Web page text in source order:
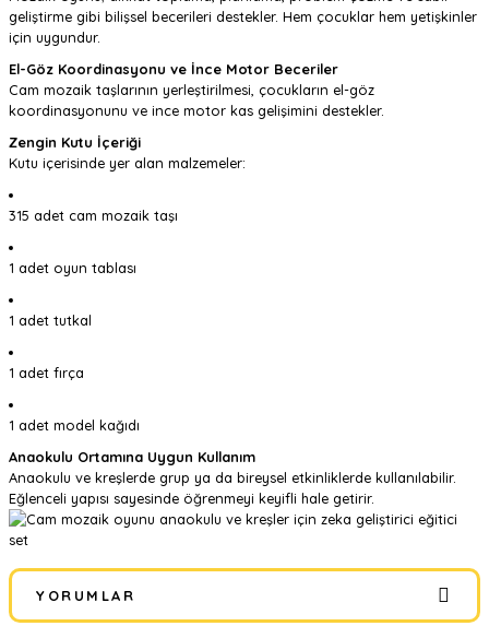
geliştirme gibi bilişsel becerileri destekler. Hem çocuklar hem yetişkinler
için uygundur.
El-Göz Koordinasyonu ve İnce Motor Beceriler
Cam mozaik taşlarının yerleştirilmesi, çocukların el-göz
koordinasyonunu ve ince motor kas gelişimini destekler.
Zengin Kutu İçeriği
Kutu içerisinde yer alan malzemeler:
315 adet cam mozaik taşı
1 adet oyun tablası
1 adet tutkal
1 adet fırça
1 adet model kağıdı
Anaokulu Ortamına Uygun Kullanım
Anaokulu ve kreşlerde grup ya da bireysel etkinliklerde kullanılabilir.
Eğlenceli yapısı sayesinde öğrenmeyi keyifli hale getirir.
YORUMLAR